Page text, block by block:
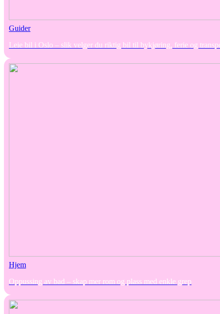
Guider
Leie bil i Oslo – slik velger du riktig bil til bykjøring, ferie og
Hjem
Oppussing av bad – skap mer rom og plass med enkle grep